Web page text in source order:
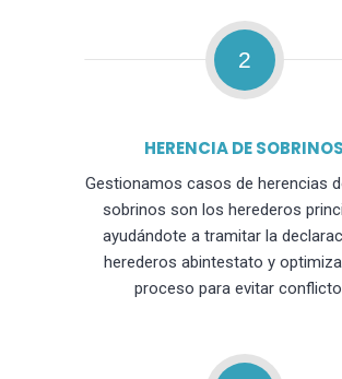
2
HERENCIA DE SOBRINOS
Gestionamos casos de herencias
sobrinos son los herederos
ayudándote a tramitar la
herederos abintestato y
proceso para evitar